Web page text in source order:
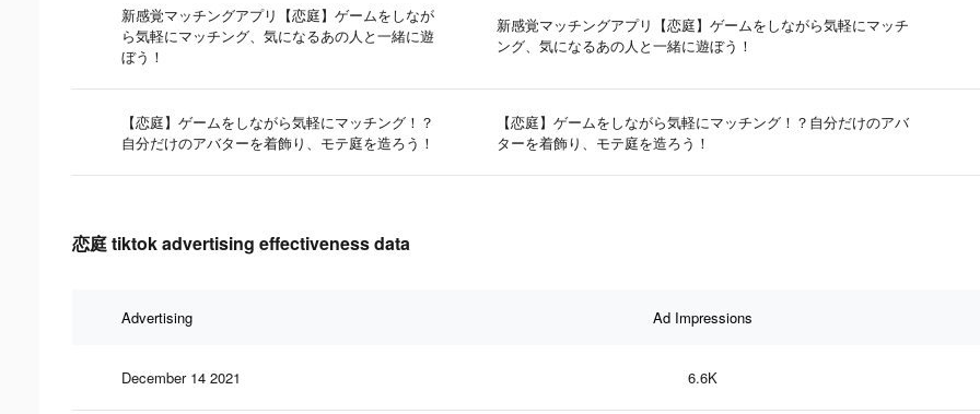
新感覚マッチングアプリ【恋庭】ゲームをしなが
ら気軽にマッチング、気になるあの人と一緒に遊
ぼう！
新感覚マッチングアプリ【恋庭】ゲームをしながら気軽にマッチ
ング、気になるあの人と一緒に遊ぼう！
【恋庭】ゲームをしながら気軽にマッチング！？
自分だけのアバターを着飾り、モテ庭を造ろう！
【恋庭】ゲームをしながら気軽にマッチング！？自分だけのアバ
ターを着飾り、モテ庭を造ろう！
恋庭 tiktok advertising effectiveness data
Advertising Ad Impressions
December 14 2021 6.6K